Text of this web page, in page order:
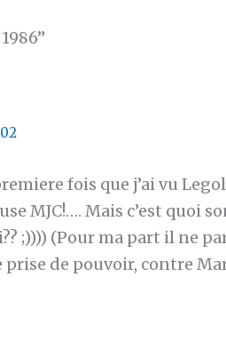
fois que j’ai vu
MJC!…. Mais c’est quoi
;)))) (Pour ma part il ne
prise de pouvoir, contre